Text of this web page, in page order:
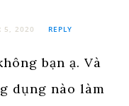
5, 2020 REPLY
bạn ạ. Và
dụng nào làm